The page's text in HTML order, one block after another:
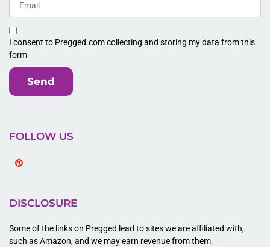
I consent to Pregged.com collecting and storing my data from this
form
Send
FOLLOW US
DISCLOSURE
Some of the links on Pregged lead to sites we are affiliated with,
such as Amazon, and we may earn revenue from them.